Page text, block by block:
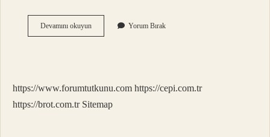
Devamını okuyunMüşavir
Danışman
Yorum Bırak
https://www.forumtutkunu.com https://cepi.com.tr
https://brot.com.tr Sitemap